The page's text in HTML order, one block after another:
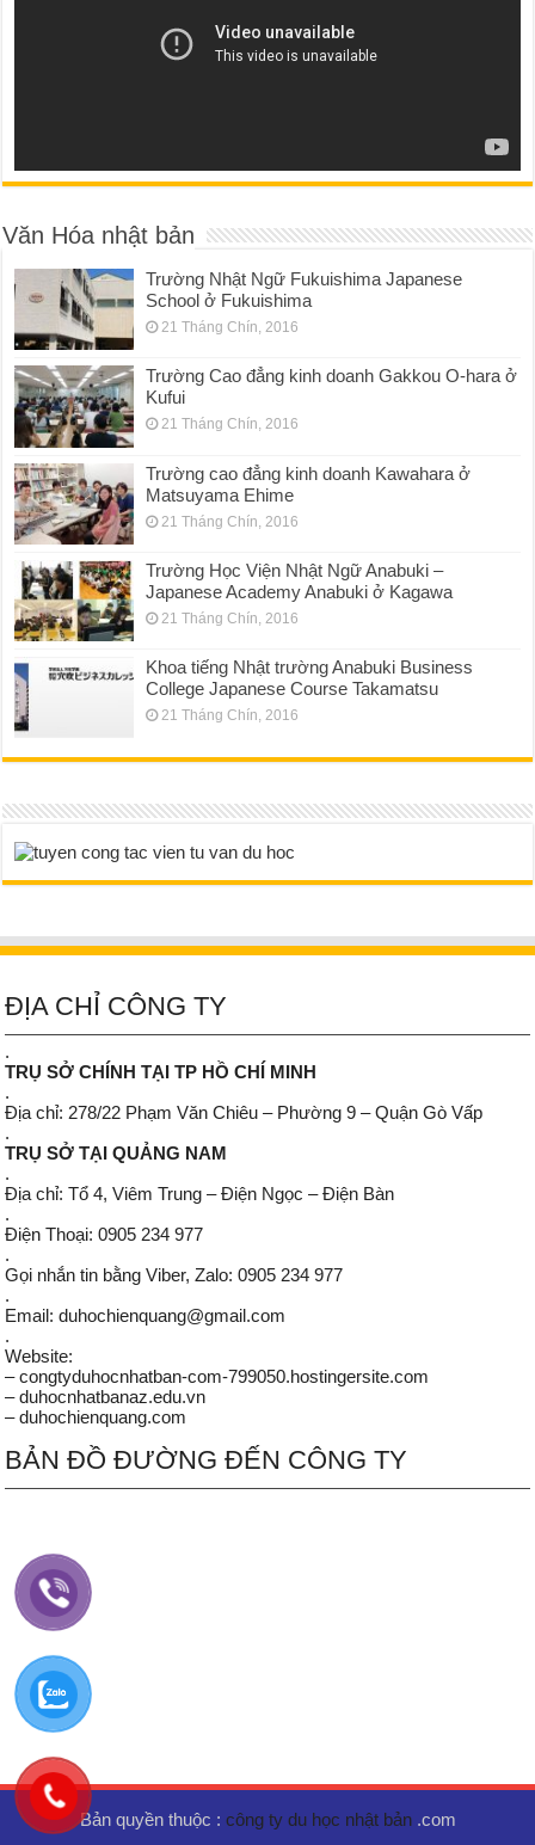
Văn Hóa nhật bản
Trường Nhật Ngữ Fukuishima Japanese
School ở Fukuishima
21 Tháng Chín, 2016
Trường Cao đẳng kinh doanh Gakkou O-hara ở
Kufui
21 Tháng Chín, 2016
Trường cao đẳng kinh doanh Kawahara ở
Matsuyama Ehime
21 Tháng Chín, 2016
Trường Học Viện Nhật Ngữ Anabuki –
Japanese Academy Anabuki ở Kagawa
21 Tháng Chín, 2016
Khoa tiếng Nhật trường Anabuki Business
College Japanese Course Takamatsu
21 Tháng Chín, 2016
ĐỊA CHỈ CÔNG TY
.
TRỤ SỞ CHÍNH TẠI TP HỒ CHÍ MINH
.
Địa chỉ: 278/22 Phạm Văn Chiêu – Phường 9 – Quận Gò Vấp
.
TRỤ SỞ TẠI QUẢNG NAM
.
Địa chỉ: Tổ 4, Viêm Trung – Điện Ngọc – Điện Bàn
.
Điện Thoại: 0905 234 977
.
Gọi nhắn tin bằng Viber, Zalo: 0905 234 977
.
Email: duhochienquang@gmail.com
.
Website:
– congtyduhocnhatban-com-799050.hostingersite.com
– duhocnhatbanaz.edu.vn
– duhochienquang.com
BẢN ĐỒ ĐƯỜNG ĐẾN CÔNG TY
Bản quyền thuộc : công ty du học nhật bản .com